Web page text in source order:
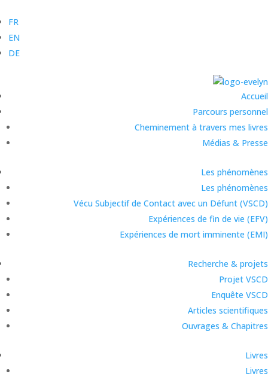
FR
EN
DE
Accueil
Parcours personnel
Cheminement à travers mes livres
Médias & Presse
Les phénomènes
Les phénomènes
Vécu Subjectif de Contact avec un Défunt (VSCD)
Expériences de fin de vie (EFV)
Expériences de mort imminente (EMI)
Recherche & projets
Projet VSCD
Enquête VSCD
Articles scientifiques
Ouvrages & Chapitres
Livres
Livres